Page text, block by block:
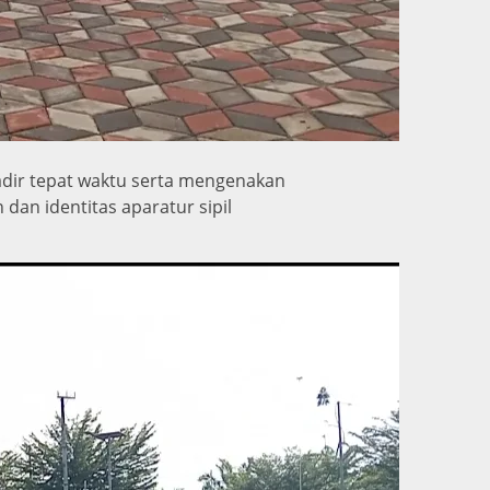
tepat waktu serta mengenakan
dan identitas aparatur sipil